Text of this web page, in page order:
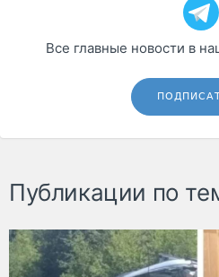
Все главные новости в
Публикации по